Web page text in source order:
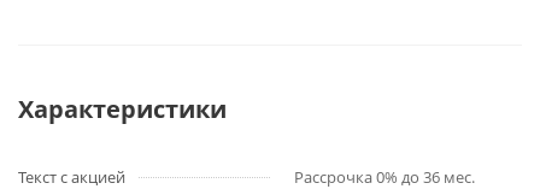
Характеристики
Текст с акцией Рассрочка 0% до 36 мес.